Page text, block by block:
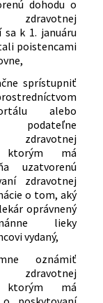
liekov,
a
na základe
poistenia a o
zákonov
a ktorým
zákony
s druhou
COVID-19
zákony v
a dopĺňa zákon
v
a doplnení
neskorších
menia a
dohodu o
k 1. januáru
poistencami
sprístupniť
alebo
zdravotnej
ktorým má
uzatvorenú
zdravotnej
o tom, aký
oprávnený
lieky
vydaný,
oznámiť
zdravotnej
ktorým má